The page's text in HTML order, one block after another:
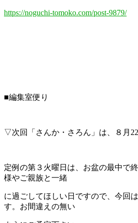
https://noguchi-tomoko.com/post-9879/
■編集室便り
▽次回「さんか・さろん」は、８月
定例の第３火曜日は、お盆の最中で
様やご親族と一緒
に過ごしてほしい日ですので、今回
す。お間違えの無い